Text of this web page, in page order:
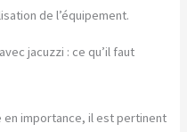
de l’équipement.
jacuzzi : ce qu’il faut
en importance, il est pertinent